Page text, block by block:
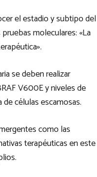
el estadio y subtipo del
moleculares: «La
se deben realizar
V600E y niveles de
células escamosas.
como las
terapéuticas en este